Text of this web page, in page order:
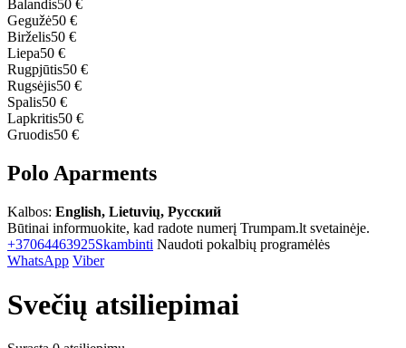
Balandis50 €
Gegužė50 €
Birželis50 €
Liepa50 €
Rugpjūtis50 €
Rugsėjis50 €
Spalis50 €
Lapkritis50 €
Gruodis50 €
Polo Aparments
Kalbos: English, Lietuvių, Русский
Būtinai informuokite, kad radote numerį Trumpam.lt svetainėje.
+37064463925Skambinti Naudoti pokalbių programėlės
WhatsApp Viber
Svečių atsiliepimai